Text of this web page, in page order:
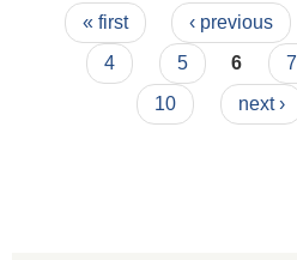
Pages
« first ‹ previous
4
5 6 7
10
next ›